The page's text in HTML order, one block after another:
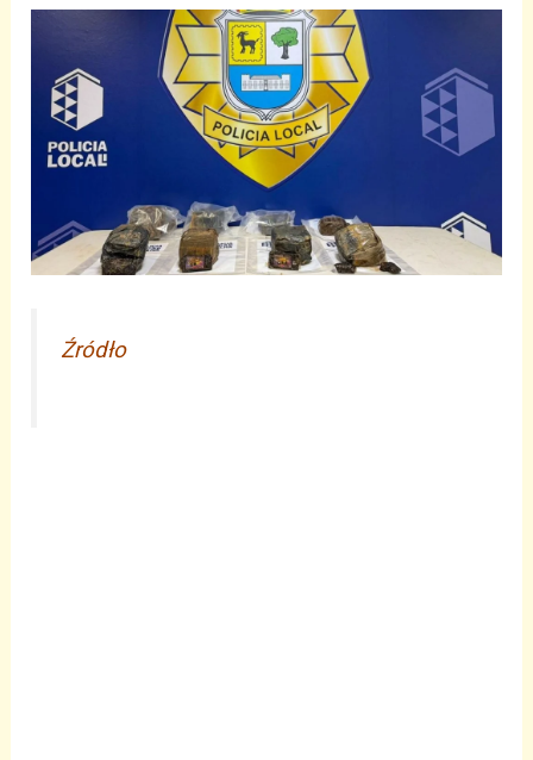
Źródło